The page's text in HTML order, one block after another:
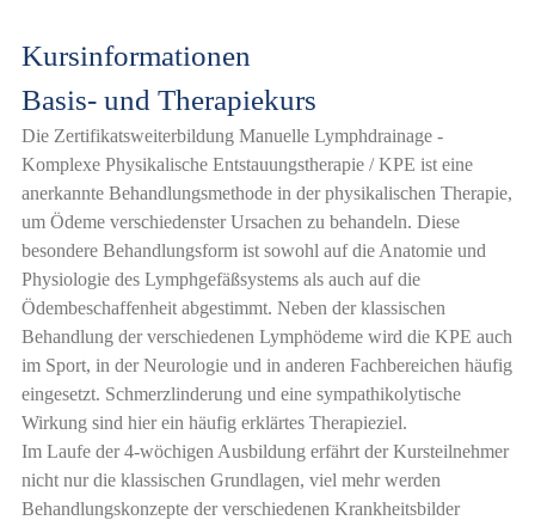
Kursinformationen
Basis- und Therapiekurs
Die Zertifikatsweiterbildung Manuelle Lymphdrainage -
Komplexe Physikalische Entstauungstherapie / KPE ist eine
anerkannte Behandlungsmethode in der physikalischen Therapie,
um Ödeme verschiedenster Ursachen zu behandeln. Diese
besondere Behandlungsform ist sowohl auf die Anatomie und
Physiologie des Lymphgefäßsystems als auch auf die
Ödembeschaffenheit abgestimmt. Neben der klassischen
Behandlung der verschiedenen Lymphödeme wird die KPE auch
im Sport, in der Neurologie und in anderen Fachbereichen häufig
eingesetzt. Schmerzlinderung und eine sympathikolytische
Wirkung sind hier ein häufig erklärtes Therapieziel.
Im Laufe der 4-wöchigen Ausbildung erfährt der Kursteilnehmer
nicht nur die klassischen Grundlagen, viel mehr werden
Behandlungskonzepte der verschiedenen Krankheitsbilder